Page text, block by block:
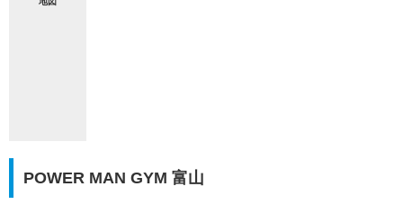
POWER MAN GYM 富山